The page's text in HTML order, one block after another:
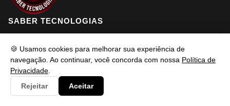
🍪 Usamos cookies para melhorar sua experiência de
navegação. Ao continuar, você concorda com nossa Política de
Privacidade
Rejeitar
Aceitar
SABER TECNOLOGIAS
Saber Tecnologias é um portal de conteúdo atualizado com foco
em informar e resolver os problemas do usuários de maneira
eficaz. Fique à vontade para entrar em contato.